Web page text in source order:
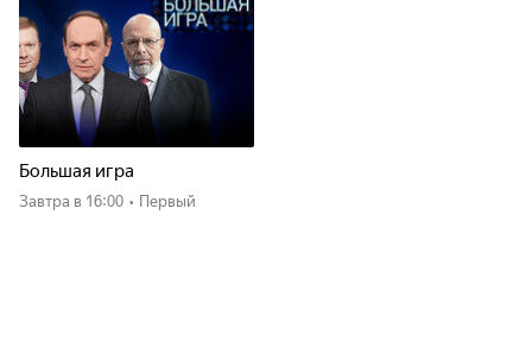
Большая игра
Завтра в 16:00 • Первый